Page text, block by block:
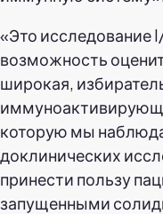
«Это исследование
возможность
широкая,
которую мы
доклинических
принести пользу
запущенными